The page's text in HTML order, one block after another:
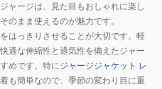
ャージは、見た目もおしゃれに楽し
のまま使えるのが魅力です。
はっきりさせることが大切です。軽
適な伸縮性と通気性を備えたジャー
めです。特にジャージジャケット レ
も簡単なので、季節の変わり目に重